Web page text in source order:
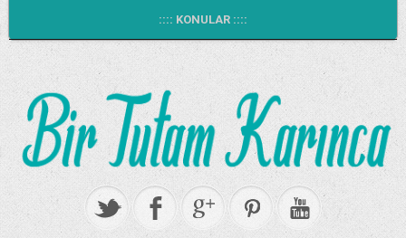
:::: KONULAR ::::